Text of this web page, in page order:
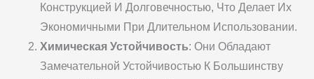
Конструкцией И Долговечностью, Что Делает Их
Экономичными При Длительном Использовании.
Химическая Устойчивость: Они Обладают
Замечательной Устойчивостью К Большинству